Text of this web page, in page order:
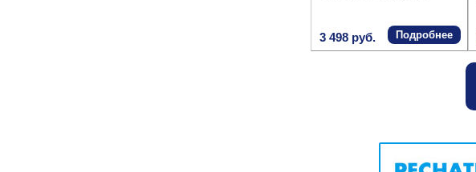
3 498 руб. Подробнее